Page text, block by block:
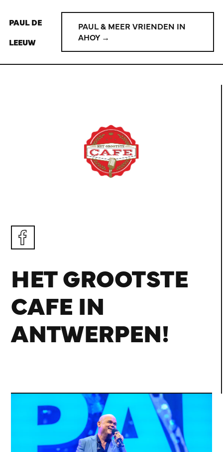
PAUL DE
LEEUW
PAUL & MEER VRIENDEN IN
AHOY →
HET GROOTSTE
CAFE IN
ANTWERPEN!